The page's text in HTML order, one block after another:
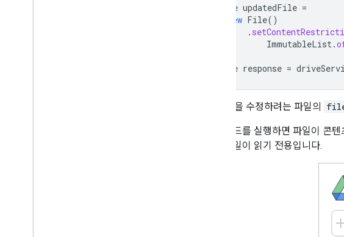
File updatedFile =
new File()
.
ImmutableList.
File response =
을 수정하려는 파일의
샘플 코드를 실행하면 파일이 콘
이제 파일이 읽기 전용입니다.